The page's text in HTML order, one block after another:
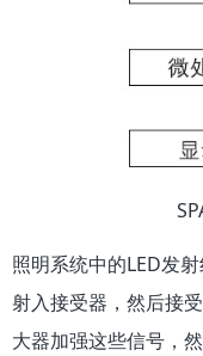
照明系统中的LED发
射入接受器，然后接
大器加强这些信号，